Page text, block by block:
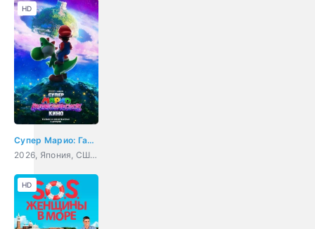
Супер Марио: Галактическое кино
2026, Япония, США, мультфильм, фэнтези, комедия, приключения, семейный
HD
HD